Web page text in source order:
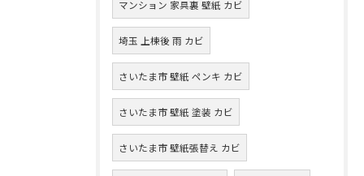
マンション 家具裏 壁紙 カビ
埼玉 上棟後 雨 カビ
さいたま市 壁紙 ペンキ カビ
さいたま市 壁紙 塗装 カビ
さいたま市 壁紙張替え カビ